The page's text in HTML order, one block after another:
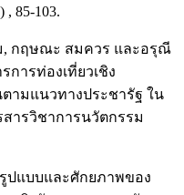
85-103.
, กฤษณะ สมควร และอรุณี
การท่องเที่ยวเชิง
ามแนวทางประชารัฐ ใน
สารวิชาการนวัตกรรม
ปแบบและศักยภาพของ